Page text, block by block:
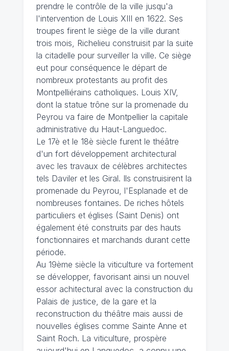
prendre le contrôle de la ville jusqu'a
l'intervention de Louis XIII en 1622. Ses
troupes firent le siège de la ville durant
trois mois, Richelieu construisit par la suite
la citadelle pour surveiller la ville. Ce siège
eut pour conséquence le départ de
nombreux protestants au profit des
Montpelliérains catholiques. Louis XIV,
dont la statue trône sur la promenade du
Peyrou va faire de Montpellier la capitale
administrative du Haut-Languedoc.
Le 17è et le 18è siècle furent le théâtre
d'un fort développement architectural
avec les travaux de célèbres architectes
tels Daviler et les Giral. Ils construisirent la
promenade du Peyrou, l'Esplanade et de
nombreuses fontaines. De riches hôtels
particuliers et églises (Saint Denis) ont
également été construits par des hauts
fonctionnaires et marchands durant cette
période.
Au 19ème siècle la viticulture va fortement
se développer, favorisant ainsi un nouvel
essor achitectural avec la construction du
Palais de justice, de la gare et la
reconstruction du théâtre mais aussi de
nouvelles églises comme Sainte Anne et
Saint Roch. La viticulture, prospère